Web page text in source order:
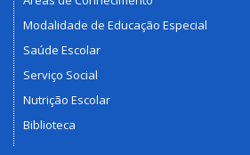
Modalidade de Educação Especial
Saúde Escolar
Serviço Social
Nutrição Escolar
Biblioteca